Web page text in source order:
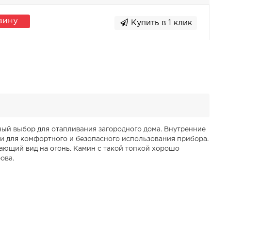
Купить в 1 клик
выбор для отапливания загородного дома. Внутренние
комфортного и безопасного использования прибора.
вид на огонь. Камин с такой топкой хорошо